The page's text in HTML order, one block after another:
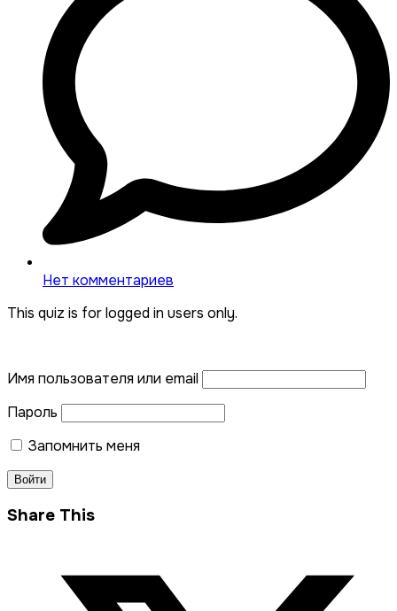
Нет комментариев
This quiz is for logged in users only.
Имя пользователя или email
Пароль
Запомнить меня
Share This